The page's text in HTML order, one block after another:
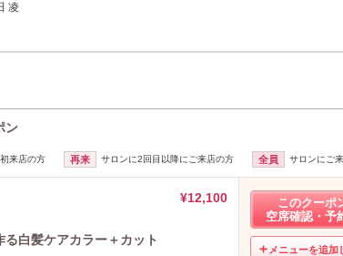
凌
ン
来店の方 再来 サロンに2回目以降にご来店の方 全員 サロンにご
¥12,100
る白髪ケアカラー＋カット
このクーポ
空席確認・予
メニューを追加